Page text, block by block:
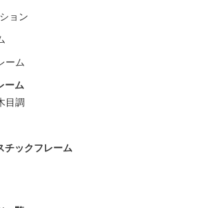
ョン
ーム
ーム
目調
チックフレーム